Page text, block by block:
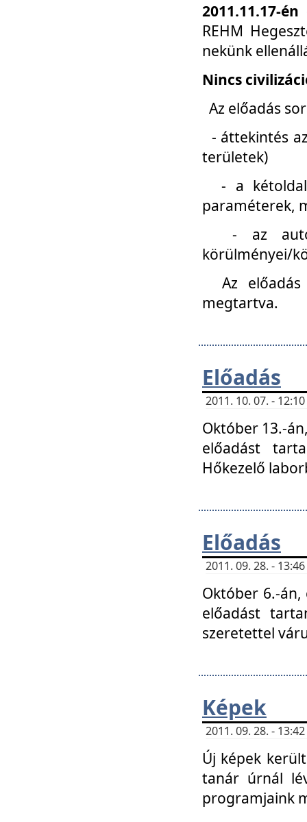
2011.11.17-
REHM
nekünk
Nincs
Az előadás
- áttekintés
területek)
- a kétoldali
paraméterek,
- az
körülményei/
Az
megtartva.
Előadás
2011. 10. 07. -
Október 13.-
előadást
Hőkezelő
Előadás
2011. 09. 28. -
Október 6.-
előadást
szeretettel
Képek
2011. 09. 28. -
Új képek
tanár úrnál
programjaink